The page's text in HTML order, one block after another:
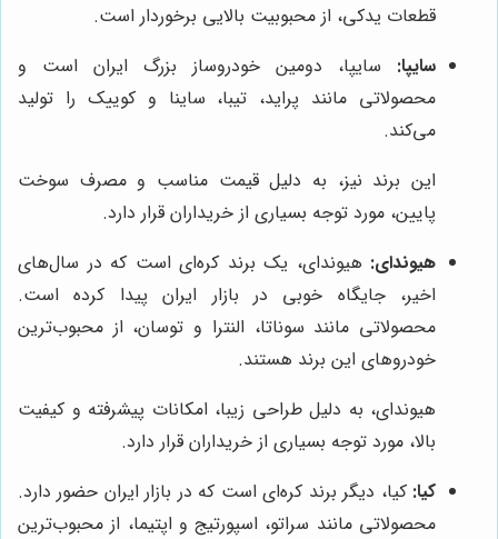
قطعات یدکی، از محبوبیت بالایی برخوردار است.
سایپا: سایپا، دومین خودروساز بزرگ ایران است و
محصولاتی مانند پراید، تیبا، ساینا و کوییک را تولید
می‌کند.
این برند نیز، به دلیل قیمت مناسب و مصرف سوخت
پایین، مورد توجه بسیاری از خریداران قرار دارد.
هیوندای: هیوندای، یک برند کره‌ای است که در سال‌های
اخیر، جایگاه خوبی در بازار ایران پیدا کرده است.
محصولاتی مانند سوناتا، النترا و توسان، از محبوب‌ترین
خودروهای این برند هستند.
هیوندای، به دلیل طراحی زیبا، امکانات پیشرفته و کیفیت
بالا، مورد توجه بسیاری از خریداران قرار دارد.
کیا: کیا، دیگر برند کره‌ای است که در بازار ایران حضور دارد.
محصولاتی مانند سراتو، اسپورتیج و اپتیما، از محبوب‌ترین